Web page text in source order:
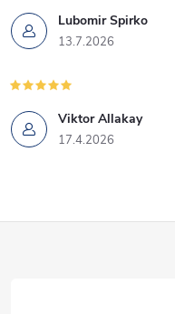
Lubomir Spirko
13.7.2026
Viktor Allakay
17.4.2026